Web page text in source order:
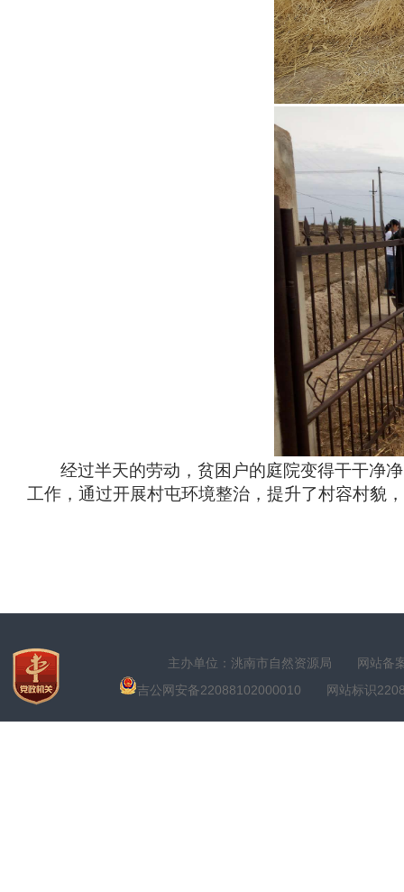
经过半天的劳动，贫困户的庭院变得干干净
工作，通过开展村屯环境整治，提升了村容村貌
主办单位：洮南市自然资源局
网站备
吉公网安备22088102000010 网站标识